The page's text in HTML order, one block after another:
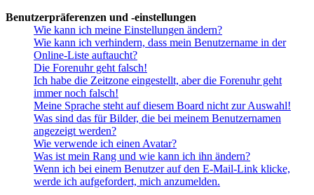
Benutzerpräferenzen und -einstellungen
Wie kann ich meine Einstellungen ändern?
Wie kann ich verhindern, dass mein Benutzername in der
Online-Liste auftaucht?
Die Forenuhr geht falsch!
Ich habe die Zeitzone eingestellt, aber die Forenuhr geht
immer noch falsch!
Meine Sprache steht auf diesem Board nicht zur Auswahl!
Was sind das für Bilder, die bei meinem Benutzernamen
angezeigt werden?
Wie verwende ich einen Avatar?
Was ist mein Rang und wie kann ich ihn ändern?
Wenn ich bei einem Benutzer auf den E-Mail-Link klicke,
werde ich aufgefordert, mich anzumelden.